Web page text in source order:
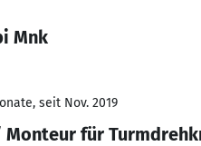
Mnk
seit Nov. 2019
für